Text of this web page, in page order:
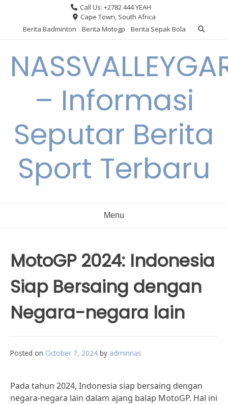
content
Call Us: +2782 444 YEAH
Cape Town, South Africa
Berita Badminton
Berita Motogp Berita Sepak Bola
– Informasi
Seputar Berita
Sport Terbaru
Menu
MotoGP 2024: Indonesia
Siap Bersaing dengan
Negara-negara lain
Posted on October 7, 2024 by adminnas
Pada tahun 2024, Indonesia siap bersaing dengan
negara-negara lain dalam ajang balap MotoGP. Hal ini